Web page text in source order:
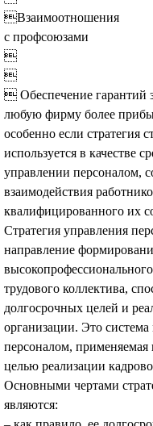
Взаимоотношения
с профсоюзами


 Обеспечение гарантий
любую фирму более
особенно если стратегия
используется в качестве
управлении персоналом,
взаимодействия
квалифицированного их
Стратегия управления
направление
трудового коллектива,
долгосрочных целей и
организации. Это
персоналом, применяемая
целью реализации
Основными чертами
являются: